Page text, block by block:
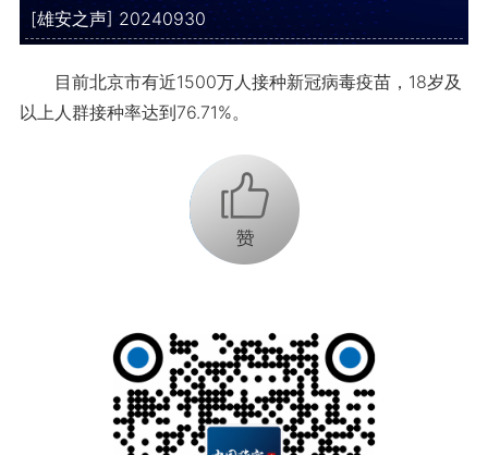
[雄安之声] 20240930
目前北京市有近1500万人接种新冠病毒疫苗，18岁及
以上人群接种率达到76.71%。
+1